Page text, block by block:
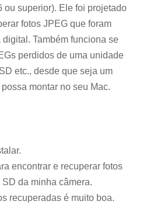
ou superior). Ele foi projetado
fotos JPEG que foram
Também funciona se
perdidos de uma unidade
etc., desde que seja um
montar no seu Mac.
encontrar e recuperar fotos
da minha câmera.
recuperadas é muito boa.